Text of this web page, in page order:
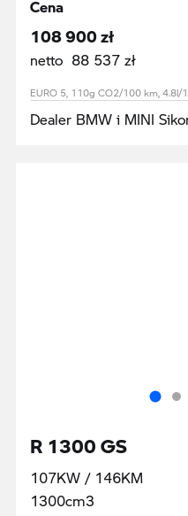
108 900 zł
netto 88 537 zł
EURO 5, 110g CO2/100 km, 4.8l/
Dealer BMW i MINI
R 1300 GS
107KW / 146KM
1300cm3